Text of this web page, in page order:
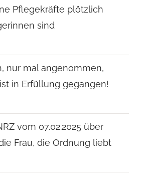
Pflegekräfte plötzlich
sind
nur mal angenommen,
in Erfüllung gegangen!
vom 07.02.2025 über
Frau, die Ordnung liebt